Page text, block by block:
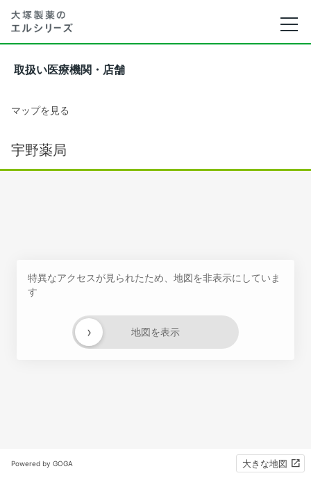
取扱い医療機関・店舗
マップを見る
宇野薬局
特異なアクセスが見られたため、地図を非表示にしていま
す
地図を表示
›
Powered by GOGA 大きな地図